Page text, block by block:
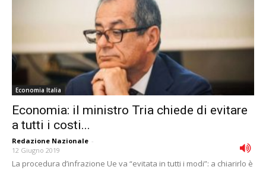
Economia Italia
Economia: il ministro Tria chiede di evitare
a tutti i costi...
Redazione Nazionale -
12 Giugno 2019
La procedura d’infrazione Ue va “evitata in tutti i modi”: a chiarirlo è